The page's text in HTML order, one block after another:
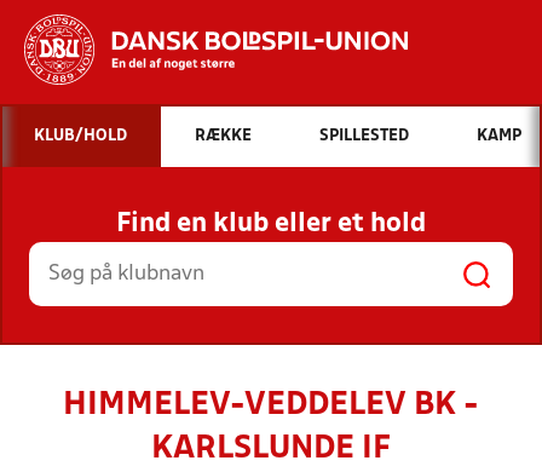
Hvad vil du søge efter?
INDHOLD OG NYHEDER
STILLINGER, RESULTATER, KLUBBER OG
HOLD
KLUB/HOLD RÆKKE SPILLESTED KAMP
Find en klub eller et hold
HIMMELEV-VEDDELEV BK -
KARLSLUNDE IF